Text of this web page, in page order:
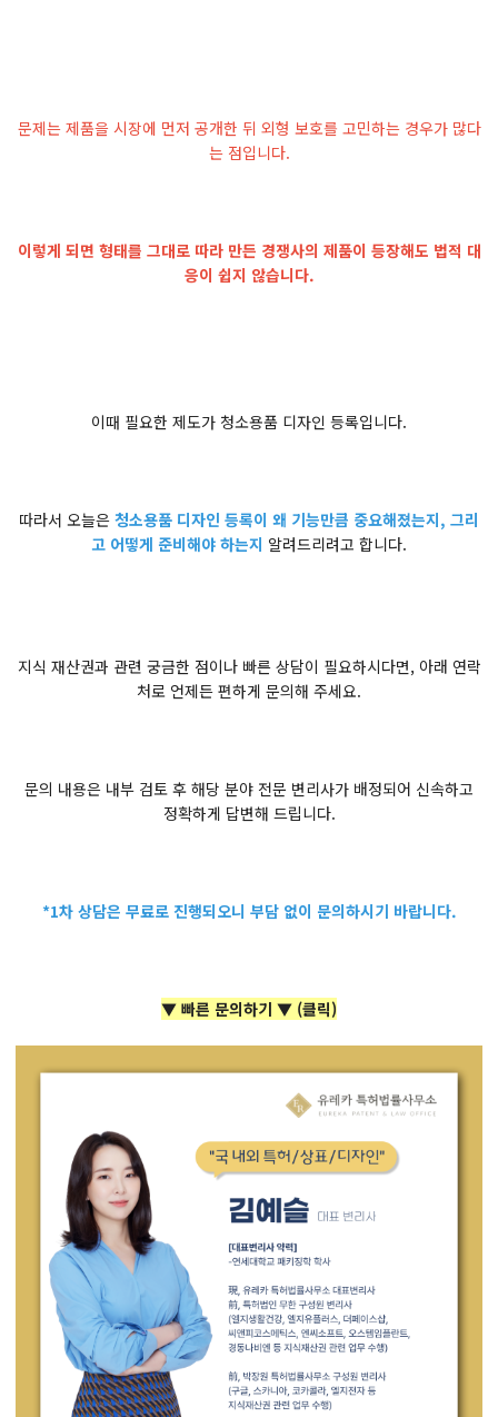
문제는 제품을 시장에 먼저 공개한 뒤 외형 보호를 고민하는 경우가 많다
는 점입니다.
이렇게 되면 형태를 그대로 따라 만든 경쟁사의 제품이 등장해도 법적 대
응이 쉽지 않습니다.
이때 필요한 제도가 청소용품 디자인 등록입니다.
따라서 오늘은 청소용품 디자인 등록이 왜 기능만큼 중요해졌는지, 그리
고 어떻게 준비해야 하는지 알려드리려고 합니다.
지식 재산권과 관련 궁금한 점이나 빠른 상담이 필요하시다면, 아래 연락
처로 언제든 편하게 문의해 주세요.
문의 내용은 내부 검토 후 해당 분야 전문 변리사가 배정되어 신속하고
정확하게 답변해 드립니다.
*1차 상담은 무료로 진행되오니 부담 없이 문의하시기 바랍니다.
▼ 빠른 문의하기 ▼ (클릭)